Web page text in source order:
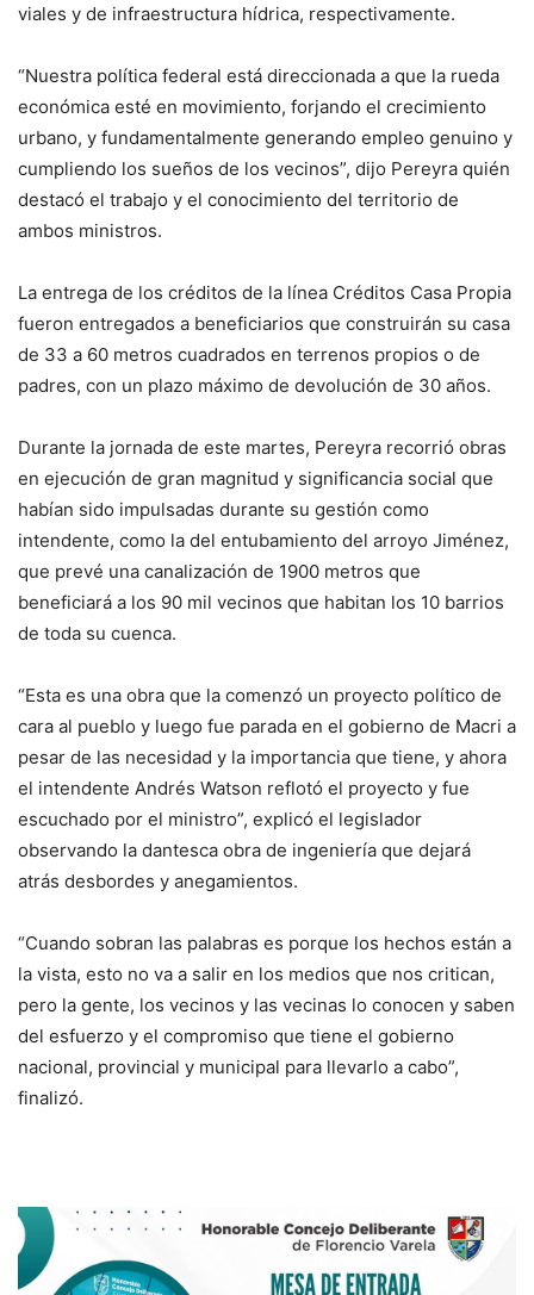
viales y de infraestructura hídrica, respectivamente.
“Nuestra política federal está direccionada a que la rueda
económica esté en movimiento, forjando el crecimiento
urbano, y fundamentalmente generando empleo genuino y
cumpliendo los sueños de los vecinos”, dijo Pereyra quién
destacó el trabajo y el conocimiento del territorio de
ambos ministros.
La entrega de los créditos de la línea Créditos Casa Propia
fueron entregados a beneficiarios que construirán su casa
de 33 a 60 metros cuadrados en terrenos propios o de
padres, con un plazo máximo de devolución de 30 años.
Durante la jornada de este martes, Pereyra recorrió obras
en ejecución de gran magnitud y significancia social que
habían sido impulsadas durante su gestión como
intendente, como la del entubamiento del arroyo Jiménez,
que prevé una canalización de 1900 metros que
beneficiará a los 90 mil vecinos que habitan los 10 barrios
de toda su cuenca.
“Esta es una obra que la comenzó un proyecto político de
cara al pueblo y luego fue parada en el gobierno de Macri a
pesar de las necesidad y la importancia que tiene, y ahora
el intendente Andrés Watson reflotó el proyecto y fue
escuchado por el ministro”, explicó el legislador
observando la dantesca obra de ingeniería que dejará
atrás desbordes y anegamientos.
“Cuando sobran las palabras es porque los hechos están a
la vista, esto no va a salir en los medios que nos critican,
pero la gente, los vecinos y las vecinas lo conocen y saben
del esfuerzo y el compromiso que tiene el gobierno
nacional, provincial y municipal para llevarlo a cabo”,
finalizó.